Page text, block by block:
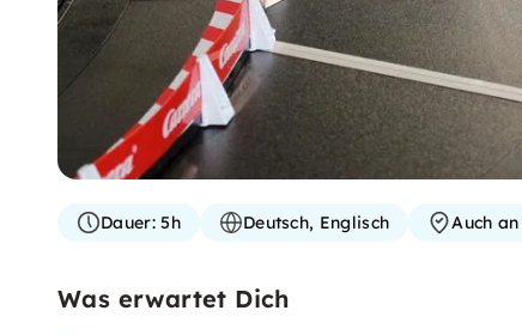
Dauer:5h Deutsch, Englisch Auch
Was erwartet Dich